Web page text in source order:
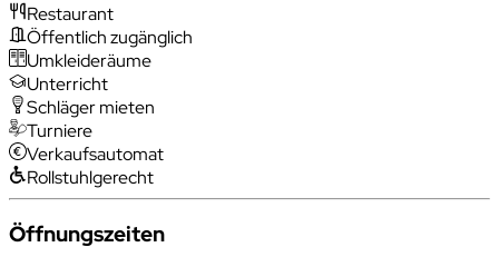
Restaurant
Öffentlich zugänglich
Umkleideräume
Unterricht
Schläger mieten
Turniere
Verkaufsautomat
Rollstuhlgerecht
Öffnungszeiten